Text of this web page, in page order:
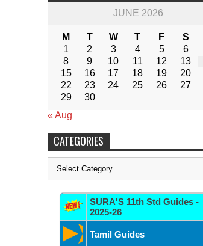
JUNE 2026
M T W T F S
1
2 3 4 5 6
8
9 10 11 12 13
15
16 17 18 19 20
22
23 24 25 26 27
29
30
« Aug
CATEGORIES
Categories
SURA'S 11th Std Guides -
2025-26
Tamil Guides